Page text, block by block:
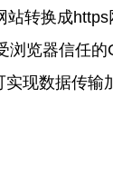
站转换成https
浏览器信任的
现数据传输